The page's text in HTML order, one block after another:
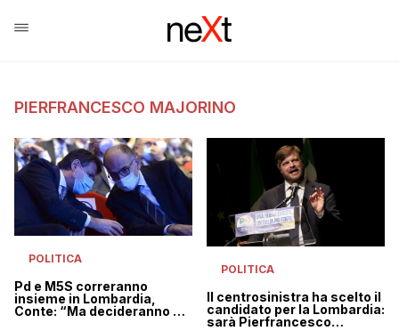
PIERFRANCESCO MAJORINO
POLITICA
Pd e M5S correranno
insieme in Lombardia,
Conte: “Ma decideranno gli
POLITICA
Il centrosinistra ha scelto il
candidato per la Lombardia:
sarà Pierfrancesco